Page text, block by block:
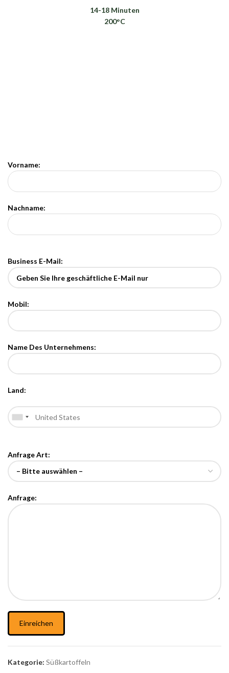
14-18 Minuten
200°C
Vorname:
Nachname:
Business E-Mail:
Mobil:
Name Des Unternehmens:
Land:
Anfrage Art:
Anfrage:
Kategorie: Süßkartoffeln